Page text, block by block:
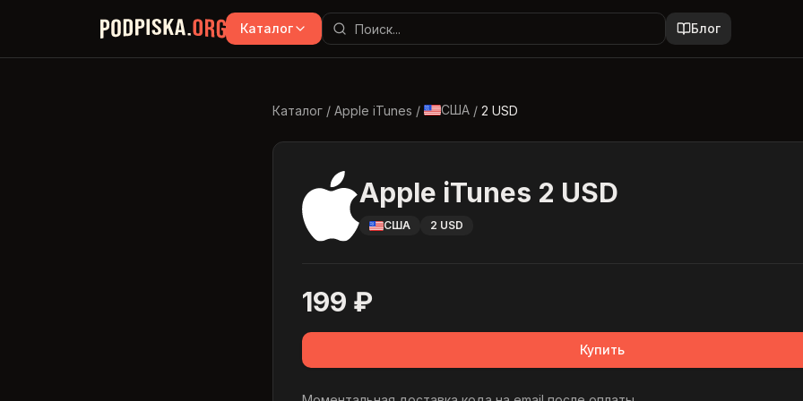
Перейти к основному содержимому
Каталог Блог
Каталог / Apple iTunes / США/ 2 USD
Apple iTunes 2 USD
США 2 USD
199 ₽
Купить